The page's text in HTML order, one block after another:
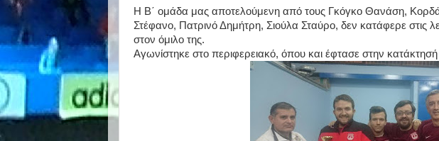
Η Β΄ ομάδα μας αποτελούμενη από τους Γκόγκο Θανάση,
Στέφανο, Πατρινό Δημήτρη, Σιούλα Σταύρο, δεν κατάφερε στις
στον όμιλο της.
Αγωνίστηκε στο περιφερειακό, όπου και έφτασε στην κατάκτησή